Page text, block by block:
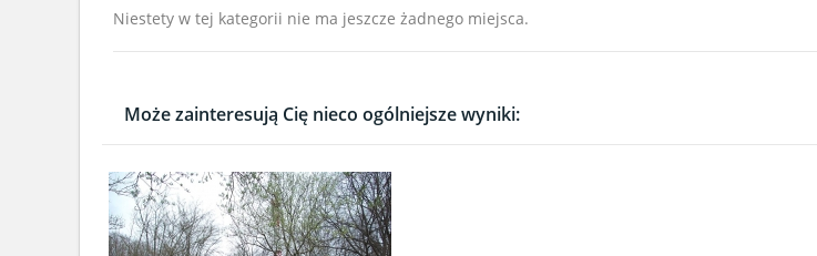
Niestety w tej kategorii nie ma jeszcze żadnego miejsca.
Może zainteresują Cię nieco ogólniejsze wyniki: